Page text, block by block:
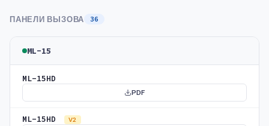
ПАНЕЛИ ВЫЗОВА 36
ML-15
ML-15HD
PDF
ML-15HD V2